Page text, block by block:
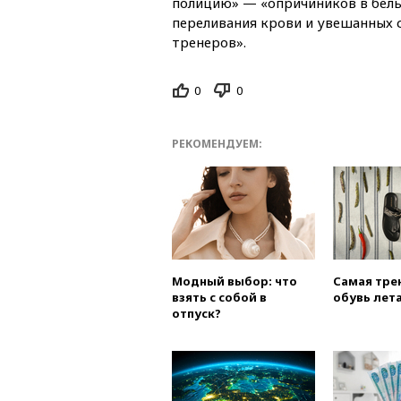
переливания крови и
тренеров».
0 0
РЕКОМЕНДУЕМ:
Модный выбор: что
взять с собой в
отпуск?
Самая
обувь